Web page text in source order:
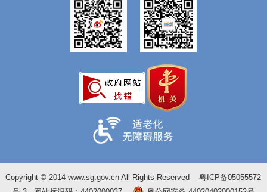
Copyright © 2014 www.sg.gov.cn All Rights Reserved粤ICP备05055572